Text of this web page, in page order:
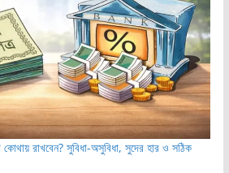
রাখবেন? সুবিধা-অসুবিধা, সুদের হার ও সঠিক